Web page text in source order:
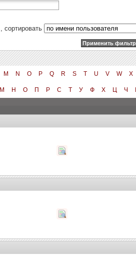
, сортировать
M N O P Q R S T U V W X
М Н О П Р С Т У Ф Х Ч